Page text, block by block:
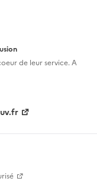
de leur service. A